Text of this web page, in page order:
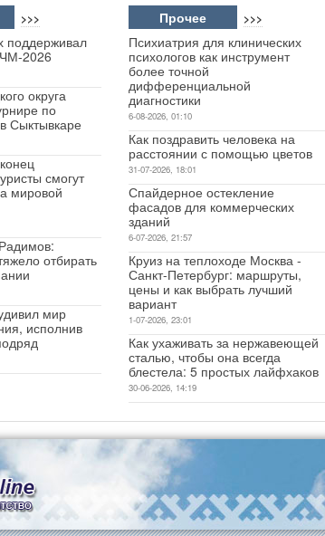
>>>
поддерживал
2026
округа
по
Сыктывкаре
смогут
мировой
отбирать
мир
исполнив
Прочее >>>
Психиатрия для клинических
психологов как инструмент
более точной
дифференциальной
диагностики
6-08-2026, 01:10
Как поздравить человека на
расстоянии с помощью цветов
31-07-2026, 18:01
Спайдерное остекление
фасадов для коммерческих
зданий
6-07-2026, 21:57
Круиз на теплоходе Москва -
Санкт-Петербург: маршруты,
цены и как выбрать лучший
вариант
1-07-2026, 23:01
Как ухаживать за нержавеющей
сталью, чтобы она всегда
блестела: 5 простых лайфхаков
30-06-2026, 14:19